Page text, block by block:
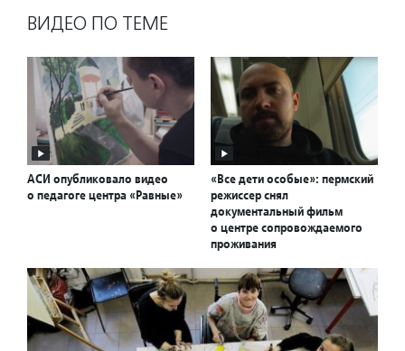
ВИДЕО ПО ТЕМЕ
АСИ опубликовало видео
о педагоге центра «Равные»
«Все дети особые»: пермский
режиссер снял
документальный фильм
о центре сопровождаемого
проживания